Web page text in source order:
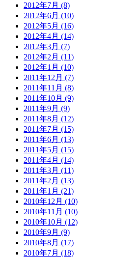
2012年7月 (8)
2012年6月 (10)
2012年5月 (16)
2012年4月 (14)
2012年3月 (7)
2012年2月 (11)
2012年1月 (10)
2011年12月 (7)
2011年11月 (8)
2011年10月 (9)
2011年9月 (9)
2011年8月 (12)
2011年7月 (15)
2011年6月 (13)
2011年5月 (15)
2011年4月 (14)
2011年3月 (11)
2011年2月 (13)
2011年1月 (21)
2010年12月 (10)
2010年11月 (10)
2010年10月 (12)
2010年9月 (9)
2010年8月 (17)
2010年7月 (18)